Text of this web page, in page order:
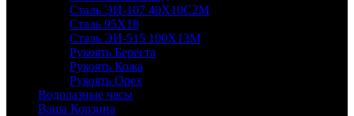
Сталь ЭИ-107 40Х10С2М
Сталь 95Х18
Сталь ЭИ-515 100Х13М
Рукоять Береста
Рукоять Кожа
Рукоять Орех
Водолазные часы
Ваша Корзина